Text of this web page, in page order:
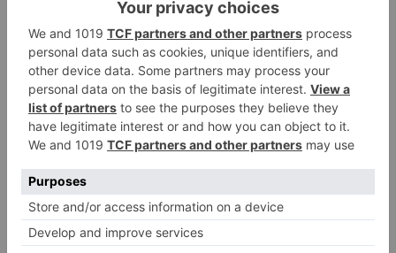
Pathological Demand Avoidance: Umgang mit
PANDA-Kindern – Kinder mit starkem
Autonomiebedürfnis (2)
15. Juli 2026